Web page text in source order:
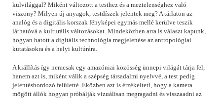
külvilággal? Miként változott a testhez és a meztelenséghez való
viszony? Milyen új anyagok, testdíszek jelentek meg? A tárlaton az
analóg és a digitális korszak fényképei egymás mellé kerülve teszik
láthatóvá a kulturális változásokat. Mindeközben arra is választ kapunk,
hogyan hatott a digitális technológia megjelenése az antropológiai
kutatásokra és a helyi kultúrára.
A kiállítás így nemcsak egy amazóniai közösség ünnepi világát tárja fel,
hanem azt is, miként válik a szépség társadalmi nyelvvé, a test pedig
jelentéshordozó felületté. Eközben azt is érzékelteti, hogy a kamera
mögött állók hogyan próbálják vizuálisan megragadni és visszaadni az